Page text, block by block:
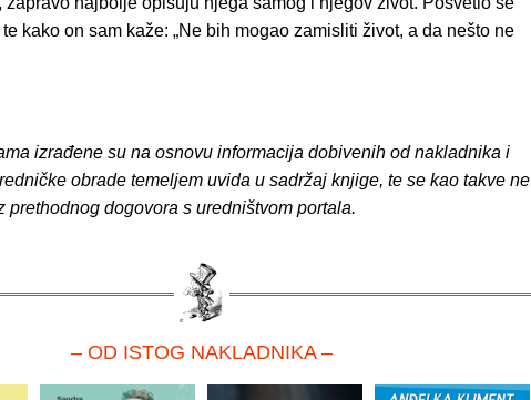
kako on sam kaže: „Ne bih mogao zamisliti život, a da nešto ne
izrađene su na osnovu informacija dobivenih od nakladnika i
obrade temeljem uvida u sadržaj knjige, te se kao takve ne
prethodnog dogovora s uredništvom portala.
– OD ISTOG NAKLADNIKA –